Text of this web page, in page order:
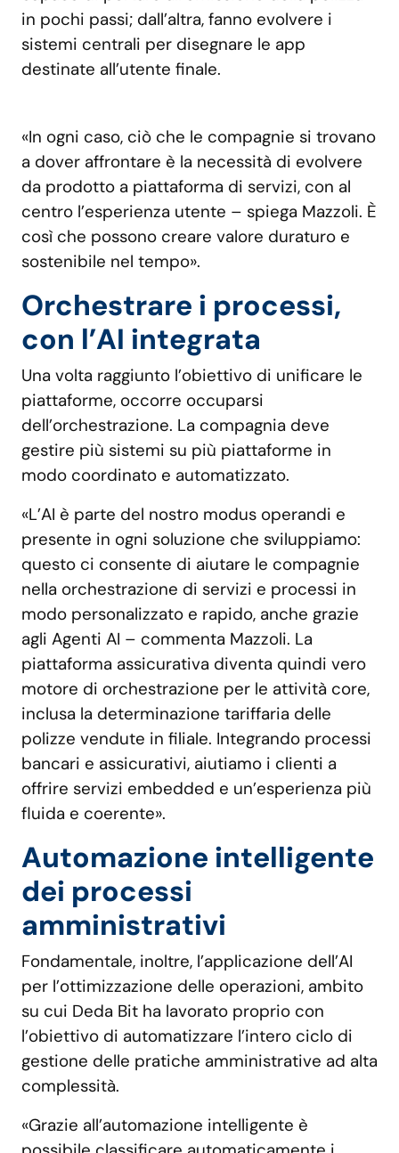
in pochi passi; dall’altra, fanno evolvere i
sistemi centrali per disegnare le app
destinate all’utente finale.
«In ogni caso, ciò che le compagnie si trovano
a dover affrontare è la necessità di evolvere
da prodotto a piattaforma di servizi, con al
centro l’esperienza utente – spiega Mazzoli. È
così che possono creare valore duraturo e
sostenibile nel tempo».
Orchestrare i processi,
con l’AI integrata
Una volta raggiunto l’obiettivo di unificare le
piattaforme, occorre occuparsi
dell’orchestrazione. La compagnia deve
gestire più sistemi su più piattaforme in
modo coordinato e automatizzato.
«L’AI è parte del nostro modus operandi e
presente in ogni soluzione che sviluppiamo:
questo ci consente di aiutare le compagnie
nella orchestrazione di servizi e processi in
modo personalizzato e rapido, anche grazie
agli Agenti AI – commenta Mazzoli. La
piattaforma assicurativa diventa quindi vero
motore di orchestrazione per le attività core,
inclusa la determinazione tariffaria delle
polizze vendute in filiale. Integrando processi
bancari e assicurativi, aiutiamo i clienti a
offrire servizi embedded e un’esperienza più
fluida e coerente».
Automazione intelligente
dei processi
amministrativi
Fondamentale, inoltre, l’applicazione dell’AI
per l’ottimizzazione delle operazioni, ambito
su cui Deda Bit ha lavorato proprio con
l’obiettivo di automatizzare l’intero ciclo di
gestione delle pratiche amministrative ad alta
complessità.
«Grazie all’automazione intelligente è